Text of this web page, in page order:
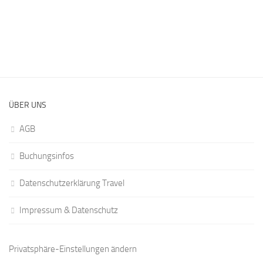
ÜBER UNS
AGB
Buchungsinfos
Datenschutzerklärung Travel
Impressum & Datenschutz
Privatsphäre-Einstellungen ändern